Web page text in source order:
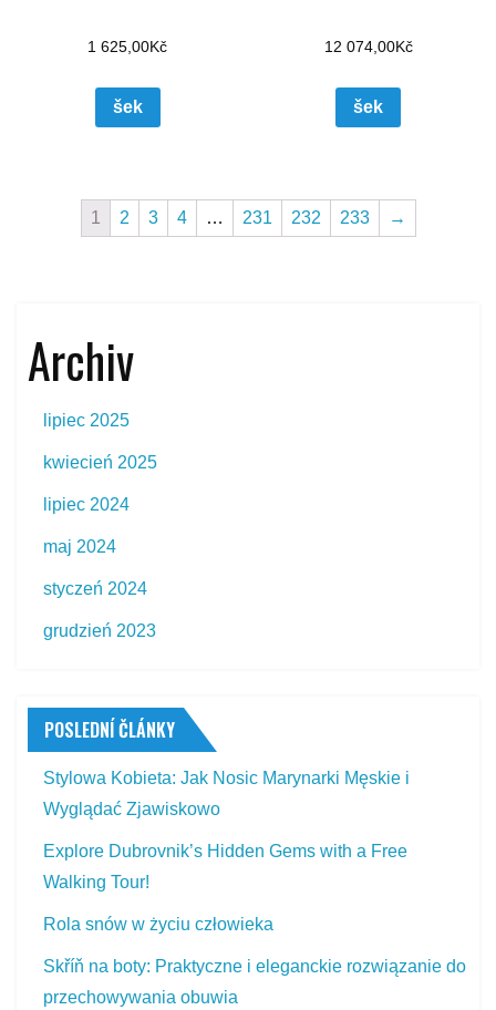
1 625,00Kč
šek
12 074,00Kč
šek
1 2 3 4 … 231 232 233 →
Archiv
lipiec 2025
kwiecień 2025
lipiec 2024
maj 2024
styczeń 2024
grudzień 2023
POSLEDNÍ ČLÁNKY
Stylowa Kobieta: Jak Nosic Marynarki Męskie i
Wyglądać Zjawiskowo
Explore Dubrovnik’s Hidden Gems with a Free
Walking Tour!
Rola snów w życiu człowieka
Skříň na boty: Praktyczne i eleganckie rozwiązanie do
przechowywania obuwia